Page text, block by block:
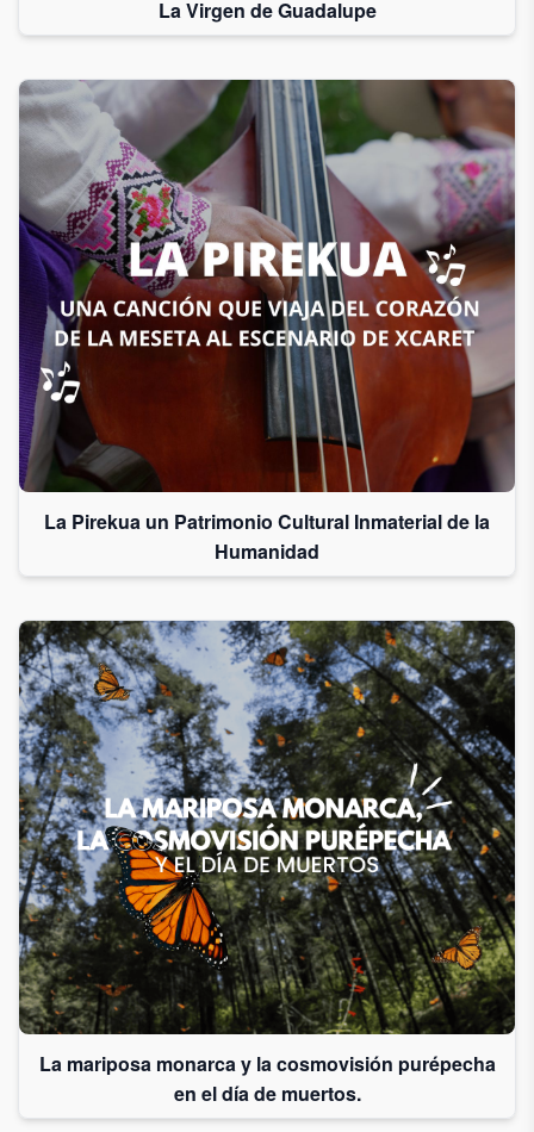
La Virgen de Guadalupe
La Pirekua un Patrimonio Cultural Inmaterial de la
Humanidad
La mariposa monarca y la cosmovisión purépecha
en el día de muertos.